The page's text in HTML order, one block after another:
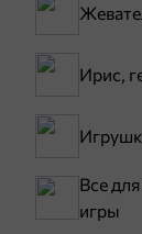
Ирис,
Все для
игры